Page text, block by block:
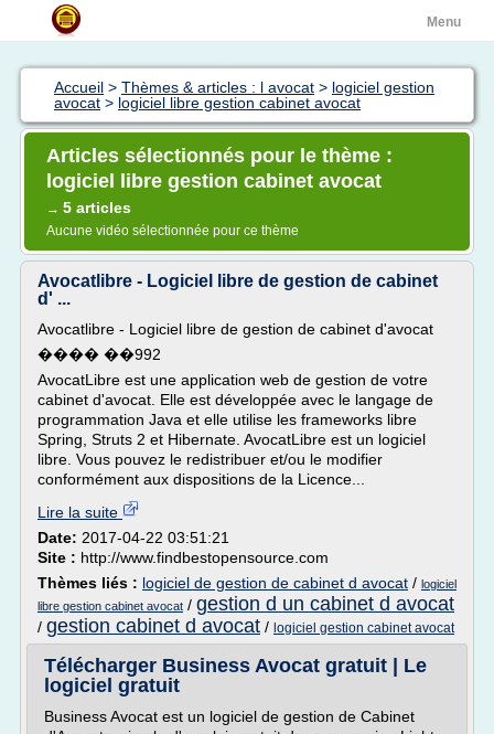
Menu
Accueil > Thèmes & articles : l avocat > logiciel gestion
avocat > logiciel libre gestion cabinet avocat
Articles sélectionnés pour le thème :
logiciel libre gestion cabinet avocat
→ 5 articles
Aucune vidéo sélectionnée pour ce thème
Avocatlibre - Logiciel libre de gestion de cabinet
d' ...
Avocatlibre - Logiciel libre de gestion de cabinet d'avocat
���� ��992
AvocatLibre est une application web de gestion de votre
cabinet d'avocat. Elle est développée avec le langage de
programmation Java et elle utilise les frameworks libre
Spring, Struts 2 et Hibernate. AvocatLibre est un logiciel
libre. Vous pouvez le redistribuer et/ou le modifier
conformément aux dispositions de la Licence...
Lire la suite
Date: 2017-04-22 03:51:21
Site : http://www.findbestopensource.com
Thèmes liés : logiciel de gestion de cabinet d avocat / logiciel
libre gestion cabinet avocat / gestion d un cabinet d avocat
/ gestion cabinet d avocat / logiciel gestion cabinet avocat
Télécharger Business Avocat gratuit | Le
logiciel gratuit
Business Avocat est un logiciel de gestion de Cabinet